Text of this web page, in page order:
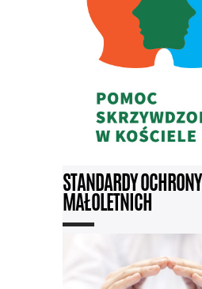
STANDARDY OCHRONY
MAŁOLETNICH